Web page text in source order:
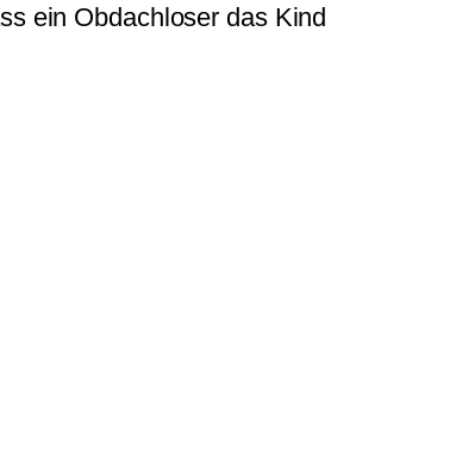
ein Obdachloser das Kind